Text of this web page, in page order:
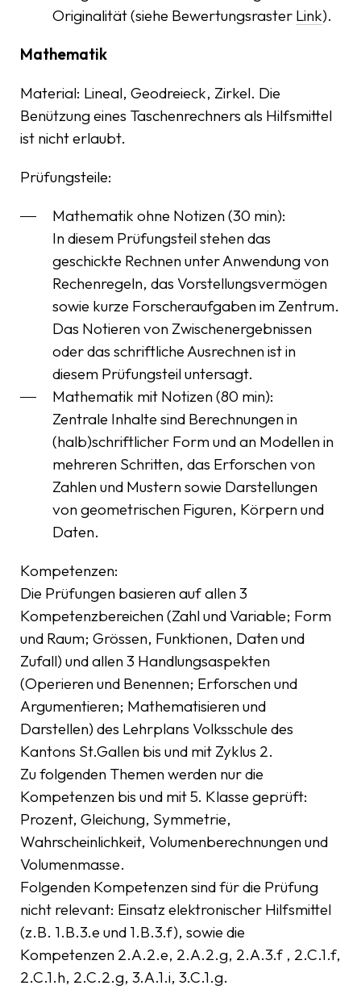
Originalität (siehe Bewertungsraster Link).
Mathematik
Material: Lineal, Geodreieck, Zirkel. Die
Benützung eines Taschenrechners als Hilfsmittel
ist nicht erlaubt.
Prüfungsteile:
Mathematik ohne Notizen (30 min):
In diesem Prüfungsteil stehen das
geschickte Rechnen unter Anwendung von
Rechenregeln, das Vorstellungsvermögen
sowie kurze Forscheraufgaben im Zentrum.
Das Notieren von Zwischenergebnissen
oder das schriftliche Ausrechnen ist in
diesem Prüfungsteil untersagt.
Mathematik mit Notizen (80 min):
Zentrale Inhalte sind Berechnungen in
(halb)schriftlicher Form und an Modellen in
mehreren Schritten, das Erforschen von
Zahlen und Mustern sowie Darstellungen
von geometrischen Figuren, Körpern und
Daten.
Kompetenzen:
Die Prüfungen basieren auf allen 3
Kompetenzbereichen (Zahl und Variable; Form
und Raum; Grössen, Funktionen, Daten und
Zufall) und allen 3 Handlungsaspekten
(Operieren und Benennen; Erforschen und
Argumentieren; Mathematisieren und
Darstellen) des Lehrplans Volksschule des
Kantons St.Gallen bis und mit Zyklus 2.
Zu folgenden Themen werden nur die
Kompetenzen bis und mit 5. Klasse geprüft:
Prozent, Gleichung, Symmetrie,
Wahrscheinlichkeit, Volumenberechnungen und
Volumenmasse.
Folgenden Kompetenzen sind für die Prüfung
nicht relevant: Einsatz elektronischer Hilfsmittel
(z.B. 1.B.3.e und 1.B.3.f), sowie die
Kompetenzen 2.A.2.e, 2.A.2.g, 2.A.3.f , 2.C.1.f,
2.C.1.h, 2.C.2.g, 3.A.1.i, 3.C.1.g.